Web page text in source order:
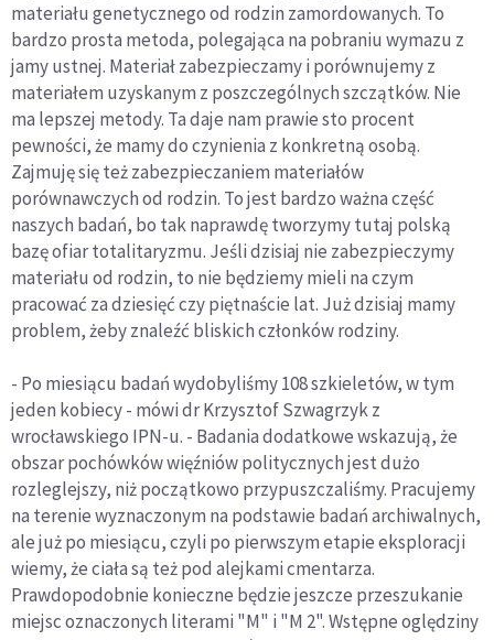
materiału genetycznego od rodzin zamordowanych. To
bardzo prosta metoda, polegająca na pobraniu wymazu z
jamy ustnej. Materiał zabezpieczamy i porównujemy z
materiałem uzyskanym z poszczególnych szczątków. Nie
ma lepszej metody. Ta daje nam prawie sto procent
pewności, że mamy do czynienia z konkretną osobą.
Zajmuję się też zabezpieczaniem materiałów
porównawczych od rodzin. To jest bardzo ważna część
naszych badań, bo tak naprawdę tworzymy tutaj polską
bazę ofiar totalitaryzmu. Jeśli dzisiaj nie zabezpieczymy
materiału od rodzin, to nie będziemy mieli na czym
pracować za dziesięć czy piętnaście lat. Już dzisiaj mamy
problem, żeby znaleźć bliskich członków rodziny.
- Po miesiącu badań wydobyliśmy 108 szkieletów, w tym
jeden kobiecy - mówi dr Krzysztof Szwagrzyk z
wrocławskiego IPN-u. - Badania dodatkowe wskazują, że
obszar pochówków więźniów politycznych jest dużo
rozleglejszy, niż początkowo przypuszczaliśmy. Pracujemy
na terenie wyznaczonym na podstawie badań archiwalnych,
ale już po miesiącu, czyli po pierwszym etapie eksploracji
wiemy, że ciała są też pod alejkami cmentarza.
Prawdopodobnie konieczne będzie jeszcze przeszukanie
miejsc oznaczonych literami "M" i "M 2". Wstępne oględziny